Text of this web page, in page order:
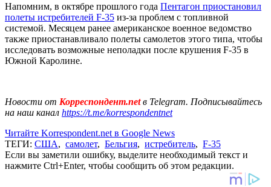
Напомним, в октябре прошлого года Пентагон приостановил
полеты истребителей F-35 из-за проблем с топливной
системой. Месяцем ранее американское военное ведомство
также приостанавливало полеты самолетов этого типа, чтобы
исследовать возможные неполадки после крушения F-35 в
Южной Каролине.
Новости от Корреспондент.netв Telegram. Подписывайтесь
на наш канал https://t.me/korrespondentnet
Читайте Korrespondent.net в Google News
ТЕГИ: США, самолет, Бельгия, истребитель, F-35
Если вы заметили ошибку, выделите необходимый текст и
нажмите Ctrl+Enter, чтобы сообщить об этом редакции.